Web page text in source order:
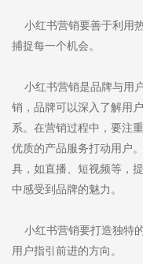
小红书营销要善于利用
捕捉每一个机会。
小红书营销是品牌与用
销，品牌可以深入了解用
系。在营销过程中，要注
优质的产品服务打动用户
具，如直播、短视频等，
中感受到品牌的魅力。
小红书营销要打造独特
用户指引前进的方向。